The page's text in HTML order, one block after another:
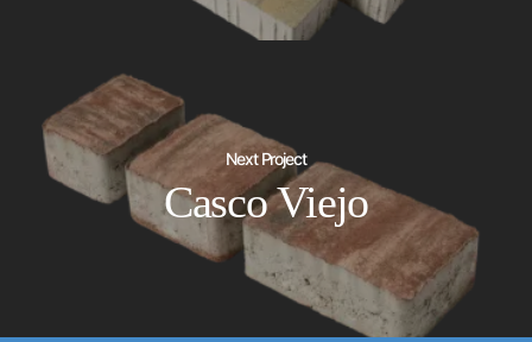
Next Project
Casco Viejo